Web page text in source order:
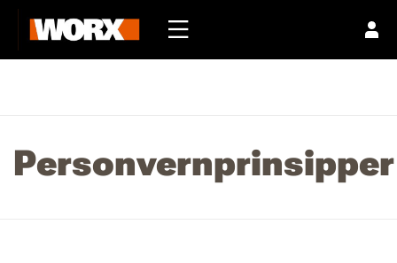
Personvernprinsipper